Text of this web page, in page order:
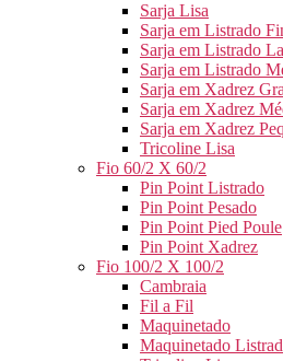
Sarja Lisa
Sarja em Listrado
Sarja em Listrado
Sarja em Listrado
Sarja em Xadrez
Sarja em Xadrez
Sarja em Xadrez
Tricoline Lisa
Fio 60/2 X 60/2
Pin Point Listrado
Pin Point Pesado
Pin Point Pied Poule
Pin Point Xadrez
Fio 100/2 X 100/2
Cambraia
Fil a Fil
Maquinetado
Maquinetado